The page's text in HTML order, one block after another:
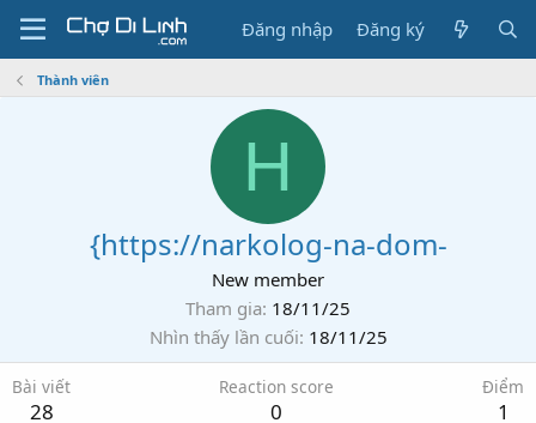
Đăng nhập Đăng ký
Thành viên
H
{https://narkolog-na-dom-
New member
Tham gia 18/11/25
Nhìn thấy lần cuối 18/11/25
Bài viết
28
Reaction score
0
Điểm
1